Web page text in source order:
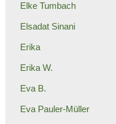
Elke Tumbach
Elsadat Sinani
Erika
Erika W.
Eva B.
Eva Pauler-Müller